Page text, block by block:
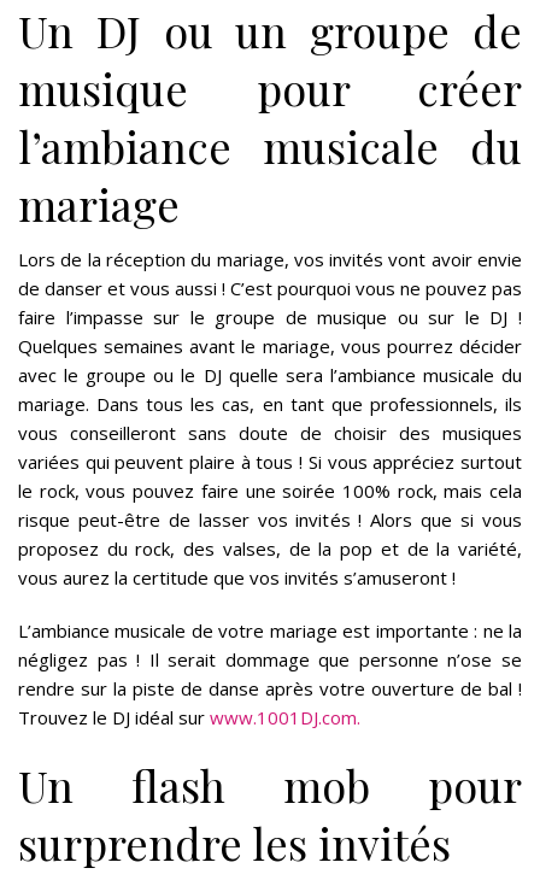
Un DJ ou un groupe de
musique pour créer
l’ambiance musicale du
mariage
Lors de la réception du mariage, vos invités vont avoir envie
de danser et vous aussi ! C’est pourquoi vous ne pouvez pas
faire l’impasse sur le groupe de musique ou sur le DJ !
Quelques semaines avant le mariage, vous pourrez décider
avec le groupe ou le DJ quelle sera l’ambiance musicale du
mariage. Dans tous les cas, en tant que professionnels, ils
vous conseilleront sans doute de choisir des musiques
variées qui peuvent plaire à tous ! Si vous appréciez surtout
le rock, vous pouvez faire une soirée 100% rock, mais cela
risque peut-être de lasser vos invités ! Alors que si vous
proposez du rock, des valses, de la pop et de la variété,
vous aurez la certitude que vos invités s’amuseront !
L’ambiance musicale de votre mariage est importante : ne la
négligez pas ! Il serait dommage que personne n’ose se
rendre sur la piste de danse après votre ouverture de bal !
Trouvez le DJ idéal sur www.1001DJ.com.
Un flash mob pour
surprendre les invités